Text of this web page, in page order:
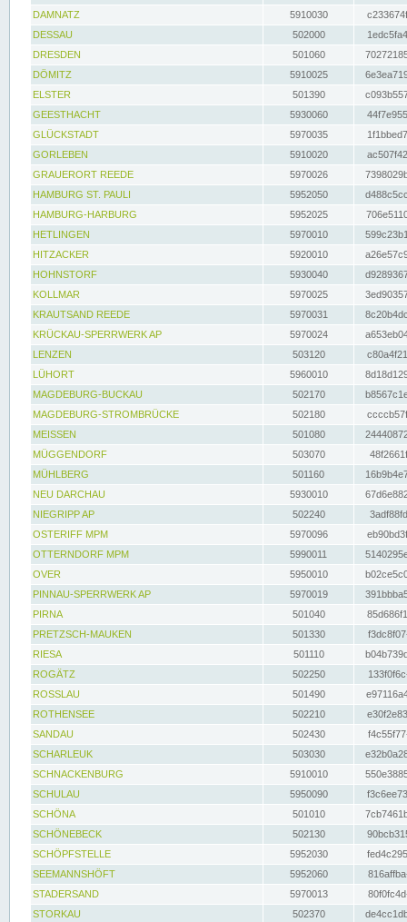
DAMNATZ
5910030
DESSAU
502000
DRESDEN
501060
DÖMITZ
5910025
ELSTER
501390
GEESTHACHT
5930060
GLÜCKSTADT
5970035
GORLEBEN
5910020
GRAUERORT REEDE
5970026
HAMBURG ST. PAULI
5952050
HAMBURG-HARBURG
5952025
HETLINGEN
5970010
HITZACKER
5920010
HOHNSTORF
5930040
KOLLMAR
5970025
KRAUTSAND REEDE
5970031
KRÜCKAU-SPERRWERK AP
5970024
LENZEN
503120
LÜHORT
5960010
MAGDEBURG-BUCKAU
502170
MAGDEBURG-STROMBRÜCKE
502180
MEISSEN
501080
MÜGGENDORF
503070
MÜHLBERG
501160
NEU DARCHAU
5930010
NIEGRIPP AP
502240
OSTERIFF MPM
5970096
OTTERNDORF MPM
5990011
OVER
5950010
PINNAU-SPERRWERK AP
5970019
PIRNA
501040
PRETZSCH-MAUKEN
501330
RIESA
501110
ROGÄTZ
502250
ROSSLAU
501490
ROTHENSEE
502210
SANDAU
502430
SCHARLEUK
503030
SCHNACKENBURG
5910010
SCHULAU
5950090
SCHÖNA
501010
SCHÖNEBECK
502130
SCHÖPFSTELLE
5952030
SEEMANNSHÖFT
5952060
STADERSAND
5970013
STORKAU
502370